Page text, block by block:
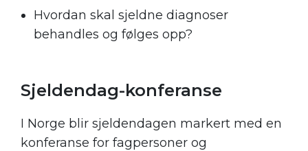
Hvordan skal sjeldne diagnoser
behandles og følges opp?
Sjeldendag-konferanse
I Norge blir sjeldendagen markert med en
konferanse for fagpersoner og